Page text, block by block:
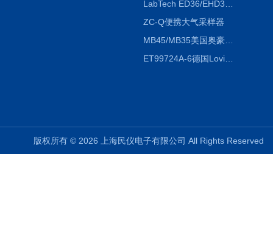
ZC-Q便携大气采样器
MB45/MB35美国奥豪斯OHAUS MB45/MB35卤素红外水分测定仪
ET99724A-6德国Lovibond ET99724A-6微电脑BOD测定仪
版权所有 © 2026 上海民仪电子有限公司 All Rights